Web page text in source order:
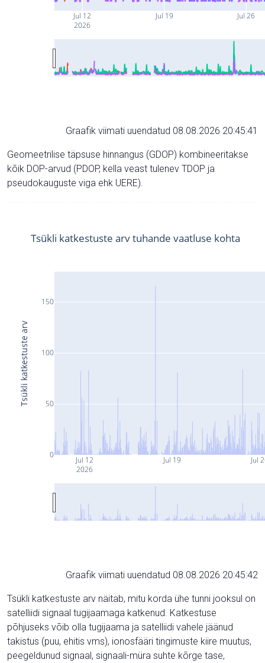
Jul 12
2026
Jul 19 Jul 26
Graafik viimati uuendatud 08.08.2026 20:45:41
Geomeetrilise täpsuse hinnangus (GDOP) kombineeritakse
kõik DOP-arvud (PDOP, kella veast tulenev TDOP ja
pseudokauguste viga ehk UERE).
Jul 12
2026
Jul 19 Jul
0
50
100
150
Tsükli katkestuste arv tuhande vaatluse kohta
Tsükli katkestuste arv
Graafik viimati uuendatud 08.08.2026 20:45:42
Tsükli katkestuste arv näitab, mitu korda ühe tunni jooksul on
satelliidi signaal tugijaamaga katkenud. Katkestuse
põhjuseks võib olla tugijaama ja satelliidi vahele jäänud
takistus (puu, ehitis vms), ionosfääri tingimuste kiire muutus,
peegeldunud signaal, signaali-müra suhte kõrge tase,